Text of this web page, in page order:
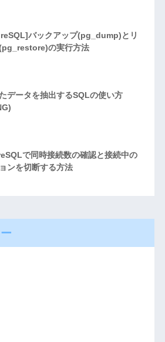
バックアップ(pg_dump)とリ
の実行方法
データを抽出するSQLの使い方
で同時接続数の確認と接続中の
ンを切断する方法